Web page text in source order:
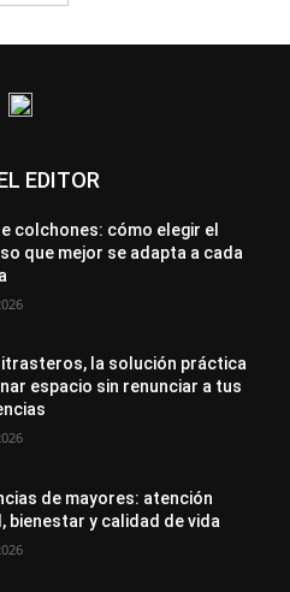
EDITOR
colchones: cómo elegir el
que mejor se adapta a cada
la solución práctica
espacio sin renunciar a tus
de mayores: atención
bienestar y calidad de vida